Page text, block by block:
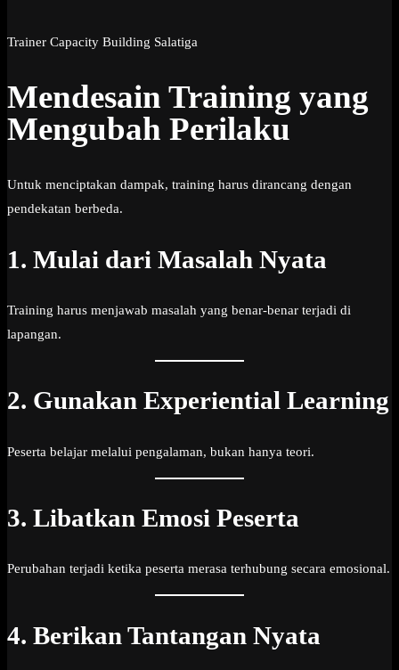
Trainer Capacity Building Salatiga
Mendesain Training yang
Mengubah Perilaku
Untuk menciptakan dampak, training harus dirancang dengan
pendekatan berbeda.
1. Mulai dari Masalah Nyata
Training harus menjawab masalah yang benar-benar terjadi di
lapangan.
2. Gunakan Experiential Learning
Peserta belajar melalui pengalaman, bukan hanya teori.
3. Libatkan Emosi Peserta
Perubahan terjadi ketika peserta merasa terhubung secara emosional.
4. Berikan Tantangan Nyata